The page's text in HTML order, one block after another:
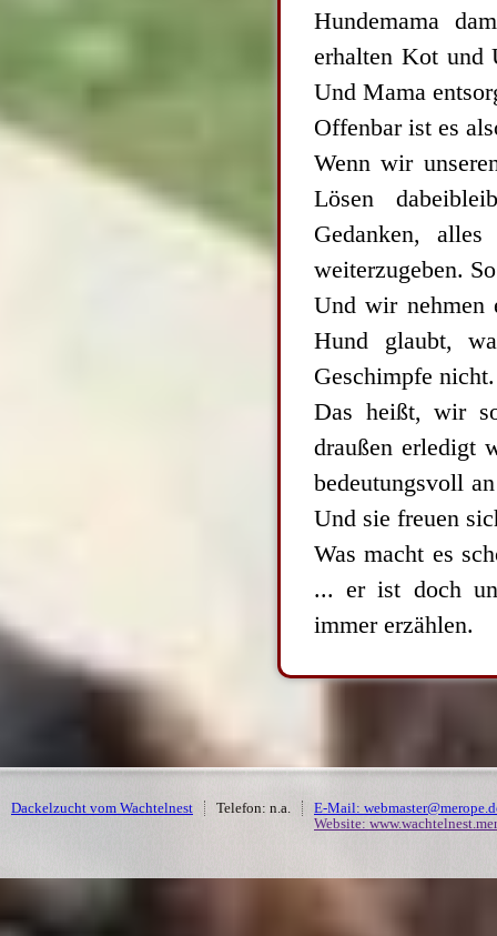
Hundemama
erhalten Kot und
Und Mama
Offenbar ist es
Wenn wir
Lösen
Gedanken,
weiterzugeben.
Und wir nehmen
Hund glaubt,
Geschimpfe nicht.
Das heißt, wir
draußen erledigt
bedeutungsvoll
Und sie freuen
Was macht es
... er ist doch
immer erzählen.
Dackelzucht vom Wachtelnest Telefon: n.a.
E-Mail:
Website: